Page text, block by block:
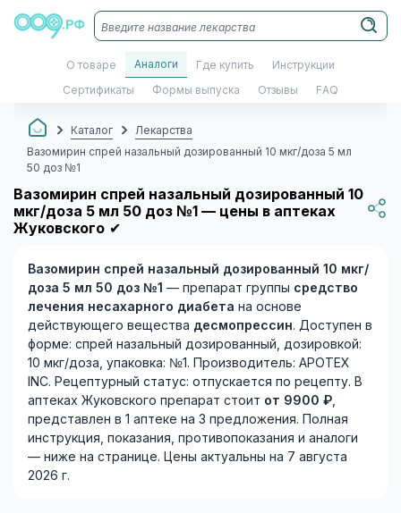
О товаре Аналоги Где купить Инструкции
Сертификаты Формы выпуска Отзывы FAQ
Каталог
Лекарства
Вазомирин спрей назальный дозированный 10 мкг/доза 5 мл
50 доз №1
Вазомирин спрей назальный дозированный 10
мкг/доза 5 мл 50 доз №1 — цены в аптеках
Жуковского ✔
Вазомирин спрей назальный дозированный 10 мкг/
доза 5 мл 50 доз №1 — препарат группы средство
лечения несахарного диабета на основе
действующего вещества десмопрессин. Доступен в
форме: спрей назальный дозированный, дозировкой:
10 мкг/доза, упаковка: №1. Производитель: APOTEX
INC. Рецептурный статус: отпускается по рецепту. В
аптеках Жуковского препарат стоит от 9900 ₽,
представлен в 1 аптеке на 3 предложения. Полная
инструкция, показания, противопоказания и аналоги
— ниже на странице. Цены актуальны на 7 августа
2026 г.